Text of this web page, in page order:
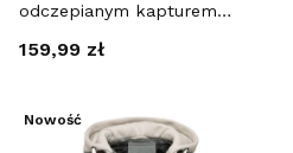
odczepianym kapturem
Cena
159,99 zł
Nowość